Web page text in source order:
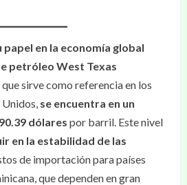
en la economía global
petróleo West Texas
que sirve como referencia en los
se encuentra en un
dólares por barril. Este nivel
en la estabilidad de las
de importación para países
que dependen en gran